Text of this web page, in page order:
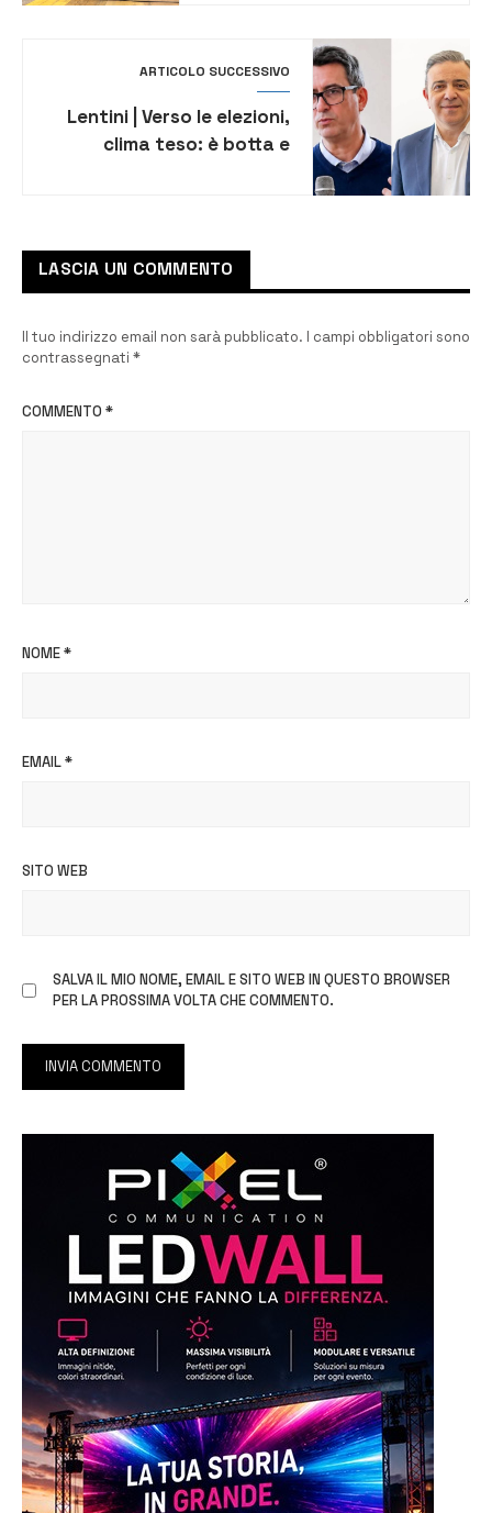
ARTICOLO SUCCESSIVO
Lentini | Verso le elezioni,
clima teso: è botta e
LASCIA UN COMMENTO
Il tuo indirizzo email non sarà pubblicato. I campi obbligatori sono
contrassegnati *
COMMENTO *
NOME*
EMAIL*
SITO WEB
SALVA IL MIO NOME, EMAIL E SITO WEB IN QUESTO BROWSER
PER LA PROSSIMA VOLTA CHE COMMENTO.